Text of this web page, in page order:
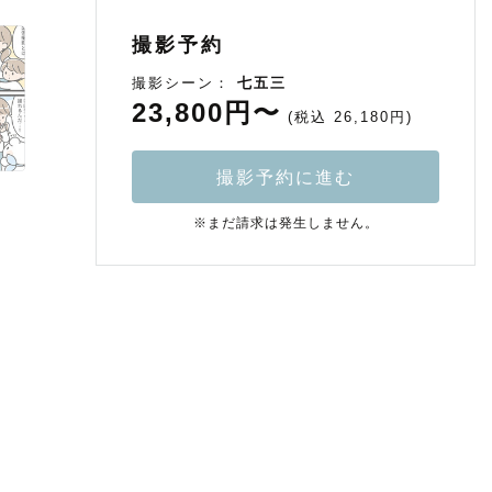
撮影予約
撮影シーン：七五三
23,800円〜 (税込 26,180円)
撮影予約に進む
※まだ請求は発生しません。